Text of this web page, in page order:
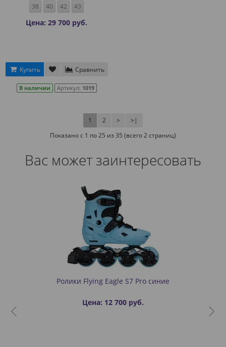
38
40 42 43
Цена: 29 700 руб.
Купить Сравнить
В наличии Артикул: 1019
1 2 > >|
Показано с 1 по 25 из 35 (всего 2 страниц)
Вас может заинтересовать
Ролики Flying Eagle S7 Pro синие
Цена: 12 700 руб.